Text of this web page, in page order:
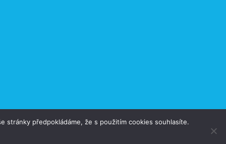
stránky předpokládáme, že s použitím cookies souhlasíte.